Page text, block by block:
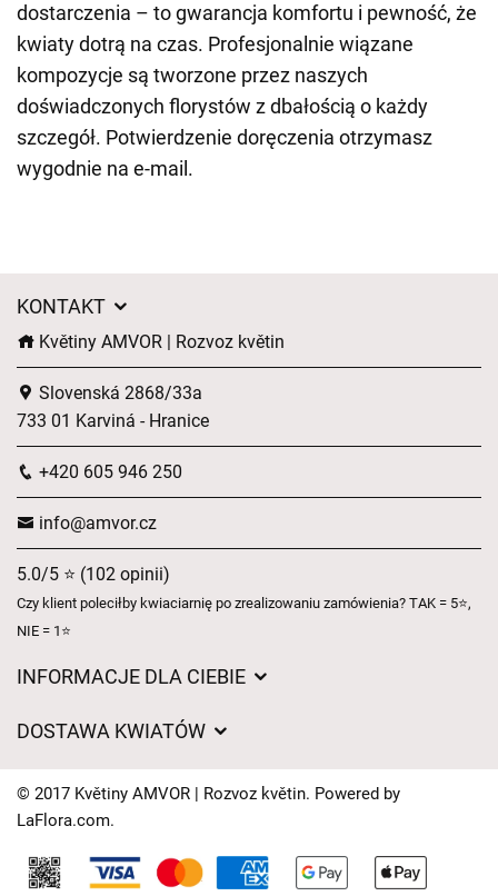
dostarczenia – to gwarancja komfortu i pewność, że
kwiaty dotrą na czas. Profesjonalnie wiązane
kompozycje są tworzone przez naszych
doświadczonych florystów z dbałością o każdy
szczegół. Potwierdzenie doręczenia otrzymasz
wygodnie na e-mail.
KONTAKT
Květiny AMVOR | Rozvoz květin
Slovenská 2868/33a
733 01 Karviná - Hranice
+420 605 946 250
info@amvor.cz
5.0/5 ⭐ (102 opinii)
Czy klient poleciłby kwiaciarnię po zrealizowaniu zamówienia? TAK = 5⭐,
NIE = 1⭐
INFORMACJE DLA CIEBIE
Czasy dostawy kwiatów – przegląd możliwości
DOSTAWA KWIATÓW
Gdzie dostarczamy kwiaty
Kontakt
© 2017 Květiny AMVOR | Rozvoz květin. Powered by
LaFlora.com.